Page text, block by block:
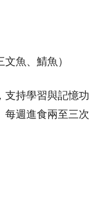
魚、鯖魚）
支持學習與記憶功
每週進食兩至三次